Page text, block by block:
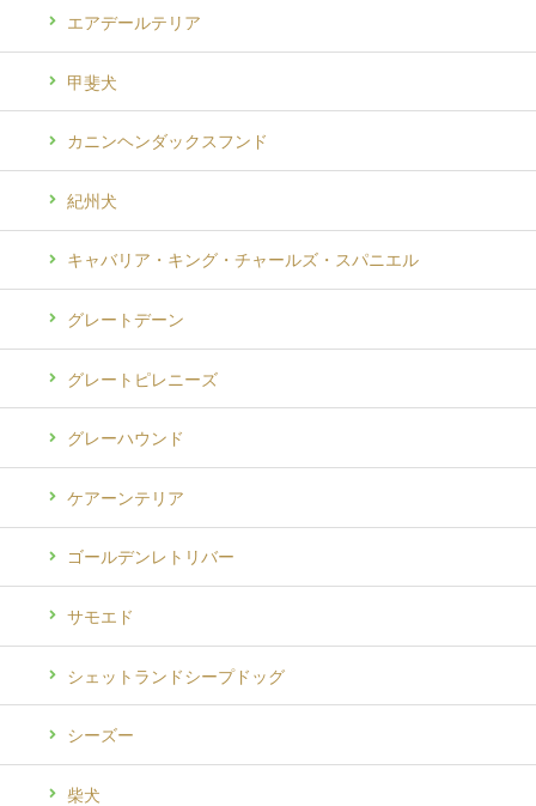
エアデールテリア
甲斐犬
カニンヘンダックスフンド
紀州犬
キャバリア・キング・チャールズ・スパニエル
グレートデーン
グレートピレニーズ
グレーハウンド
ケアーンテリア
ゴールデンレトリバー
サモエド
シェットランドシープドッグ
シーズー
柴犬